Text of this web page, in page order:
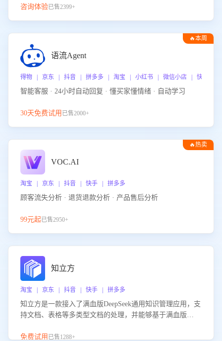
咨询体验已售2399+
🔥本周
语流Agent
得物 | 京东 | 抖音 | 拼多多 | 淘宝 | 小红书 | 微信小店 | 快手 |
智能客服 · 24小时自动回复 · 懂买家懂情绪 · 自动学习
30天免费试用 已售2000+
🔥热卖
VOC.AI
淘宝 | 京东 | 抖音 | 快手 | 拼多多
顾客流失分析 · 退货退款分析 · 产品售后分析
99元起已售2950+
知立方
淘宝 | 京东 | 抖音 | 快手 | 拼多多
知立方是一款接入了满血版DeepSeek通用知识管理应用，支
持文档、表格等多类型文档的处理，并能够基于满血版
识支持，帮助用户高效管理和利用知识资源。通过该产品，
免费试用 已售1288+